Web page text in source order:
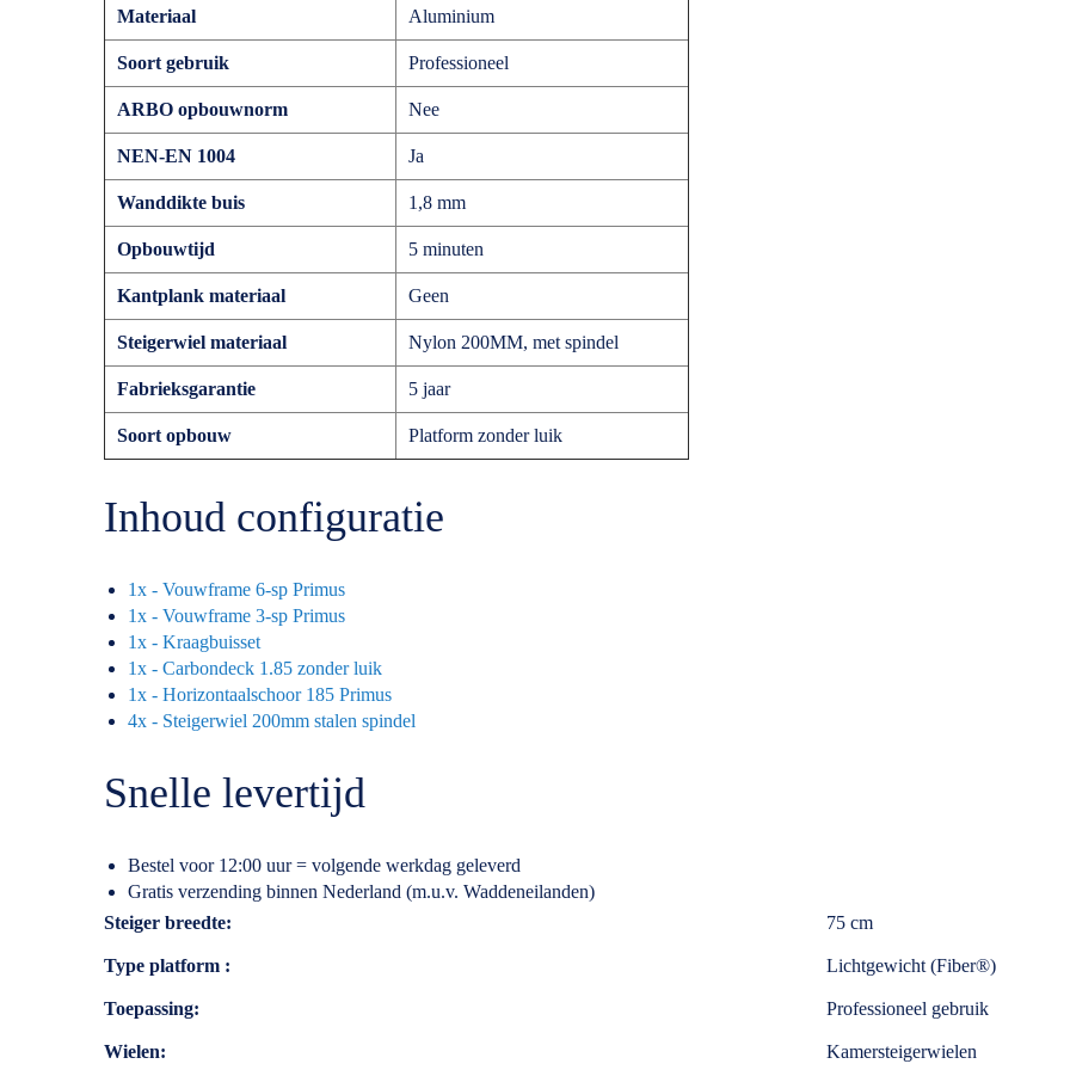
Materiaal Aluminium
Soort gebruik Professioneel
ARBO opbouwnorm Nee
NEN-EN 1004 Ja
Wanddikte buis 1,8 mm
Opbouwtijd 5 minuten
Kantplank materiaal Geen
Steigerwiel materiaal Nylon 200MM, met spindel
Fabrieksgarantie 5 jaar
Soort opbouw Platform zonder luik
Inhoud configuratie
1x - Vouwframe 6-sp Primus
1x - Vouwframe 3-sp Primus
1x - Kraagbuisset
1x - Carbondeck 1.85 zonder luik
1x - Horizontaalschoor 185 Primus
4x - Steigerwiel 200mm stalen spindel
Snelle levertijd
Bestel voor 12:00 uur = volgende werkdag geleverd
Gratis verzending binnen Nederland (m.u.v. Waddeneilanden)
Specificaties
Steiger breedte 75 cm
Type platform Lichtgewicht (Fiber®)
Toepassing Professioneel gebruik
Wielen Kamersteigerwielen